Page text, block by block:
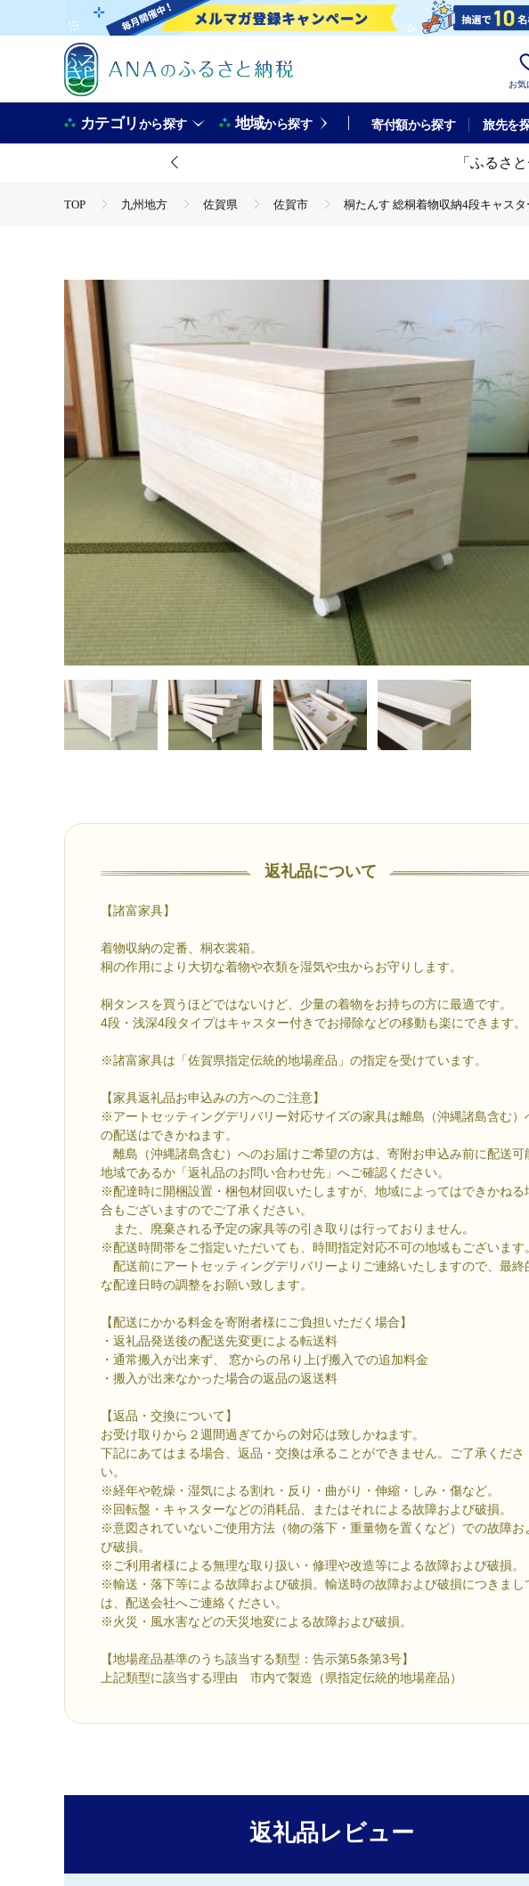
お気
カテゴリから探す 地域から探す 寄付額から探す 旅先を
「ふるさ
TOP 九州地方 佐賀県 佐賀市 桐たんす 総桐着物収納4段キャス
返礼品について
【諸富家具】
着物収納の定番、桐衣裳箱。
桐の作用により大切な着物や衣類を湿気や虫からお守りします。
桐タンスを買うほどではないけど、少量の着物をお持ちの方に最適です。
4段・浅深4段タイプはキャスター付きでお掃除などの移動も楽にできます。
※諸富家具は「佐賀県指定伝統的地場産品」の指定を受けています。
【家具返礼品お申込みの方へのご注意】
※アートセッティングデリバリー対応サイズの家具は離島（沖縄諸島含む）
の配送はできかねます。
離島（沖縄諸島含む）へのお届けご希望の方は、寄附お申込み前に配送可
地域であるか「返礼品のお問い合わせ先」へご確認ください。
※配達時に開梱設置・梱包材回収いたしますが、地域によってはできかねる
合もございますのでご了承ください。
また、廃棄される予定の家具等の引き取りは行っておりません。
※配送時間帯をご指定いただいても、時間指定対応不可の地域もございます。
配送前にアートセッティングデリバリーよりご連絡いたしますので、最終
な配達日時の調整をお願い致します。
【配送にかかる料金を寄附者様にご負担いただく場合】
・返礼品発送後の配送先変更による転送料
・通常搬入が出来ず、 窓からの吊り上げ搬入での追加料金
・搬入が出来なかった場合の返品の返送料
【返品・交換について】
お受け取りから２週間過ぎてからの対応は致しかねます。
下記にあてはまる場合、返品・交換は承ることができません。ご了承くださ
い。
※経年や乾燥・湿気による割れ・反り・曲がり・伸縮・しみ・傷など。
※回転盤・キャスターなどの消耗品、またはそれによる故障および破損。
※意図されていないご使用方法（物の落下・重量物を置くなど）での故障お
び破損。
※ご利用者様による無理な取り扱い・修理や改造等による故障および破損。
※輸送・落下等による故障および破損。輸送時の故障および破損につきまし
は、配送会社へご連絡ください。
※火災・風水害などの天災地変による故障および破損。
【地場産品基準のうち該当する類型：告示第5条第3号】
上記類型に該当する理由 市内で製造（県指定伝統的地場産品）
返礼品レビュー